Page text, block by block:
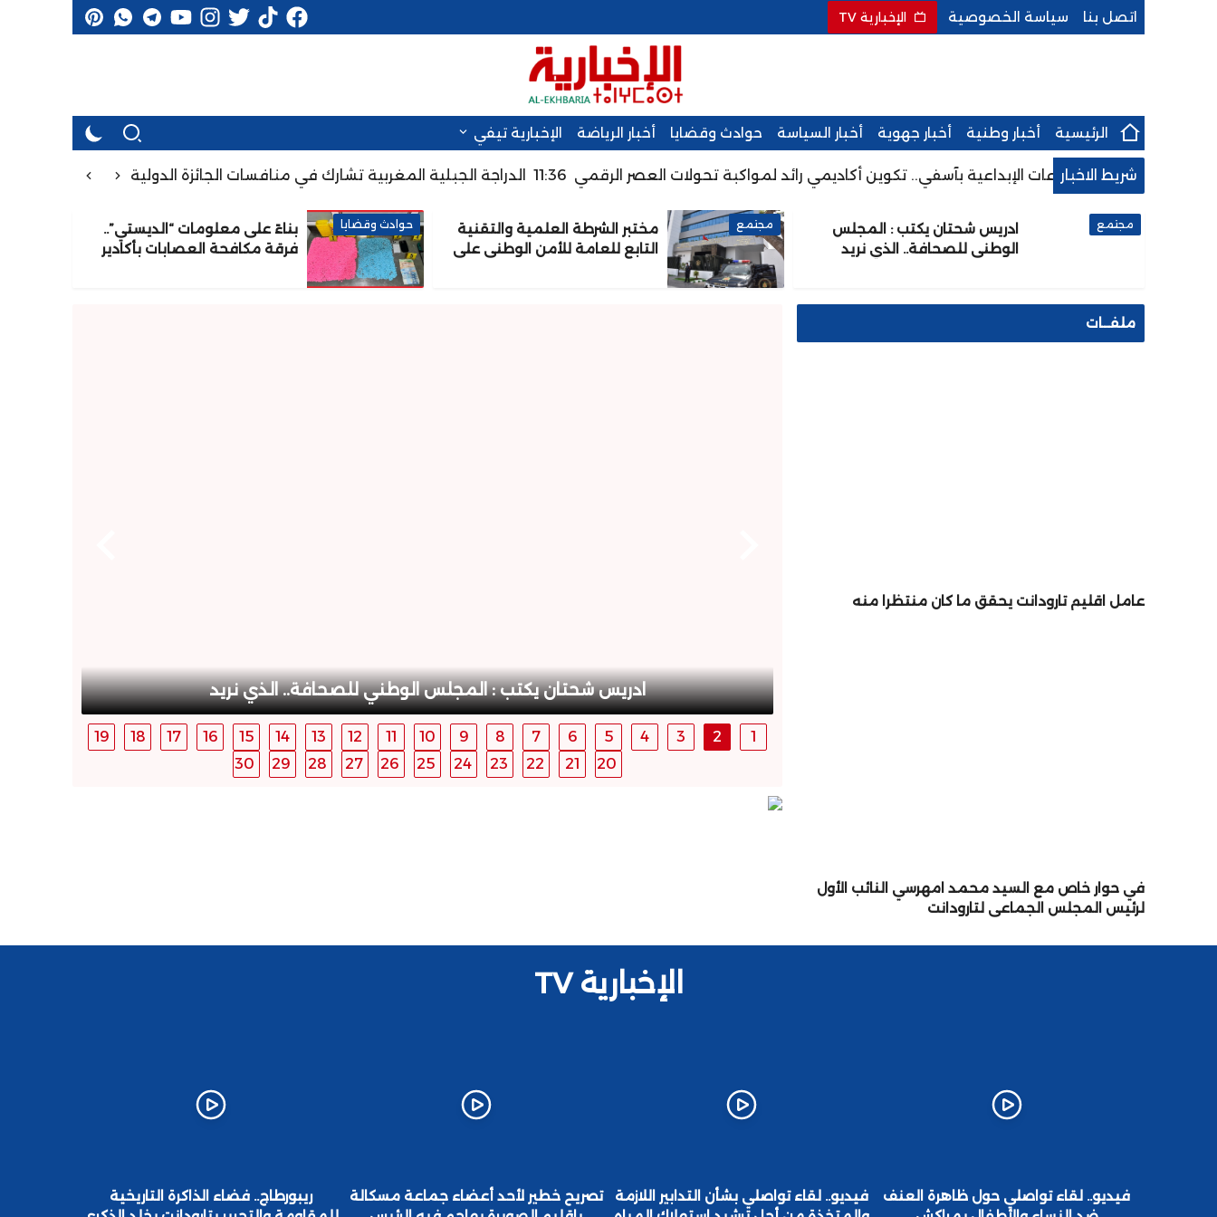
اتصل بنا سياسة الخصوصية الإخبارية TV
الرئيسية أخبار وطنية أخبار جهوية أخبار السياسة حوادث وقضايا أخبار الرياضة الإخبارية تيفي
شريط الاخبار 11:36 الدراجة الجبلية المغربية تشارك في منافسات الجائزة الدولية الكبرى “شانتال بيا” والإعلام والصناعات الإبداعية بآسفي.. تكوين أكاديمي رائد لمواكبة تحولات العصر الرقمي
ادريس شحتان يكتب : المجلس
الوطني للصحافة.. الذي نريد
مجتمع
مختبر الشرطة العلمية والتقنية
التابع للعامة للأمن الوطني على
مجتمع
بناءً على معلومات “الديستي”..
فرقة مكافحة العصابات بأكادير
حوادث وقضايا
ادريس شحتان يكتب : المجلس الوطني للصحافة.. الذي نريد
1
2
3
4
5
6
7
8
9
10
11
12
13
14
15
16
17
18
19
20
21
22
23
24
25
26
27
28
29
30
ملفــات
عامل اقليم تارودانت يحقق ما كان منتظرا منه
في حوار خاص مع السيد محمد امهرسي النائب الأول
لرئيس المجلس الجماعي لتارودانت
الإخبارية TV
فيديو.. لقاء تواصلي حول ظاهرة العنف
فيديو.. لقاء تواصلي بشأن التدابير اللازمة
تصريح خطير لأحد أعضاء جماعة مسكالة
ريبورطاج.. فضاء الذاكرة التاريخية